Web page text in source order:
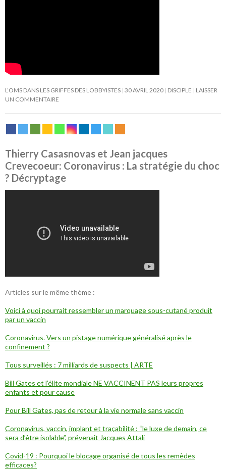
L’OMS DANS LES GRIFFES DES LOBBYISTES 30 AVRIL 2020 DISCIPLE
LAISSER
UN COMMENTAIRE
Thierry Casasnovas et Jean jacques
Crevecoeur: Coronavirus : La stratégie du choc
? Décryptage
Articles sur le même thème :
Voici à quoi pourrait ressembler un marquage sous-cutané produit
par un vaccin
Coronavirus. Vers un pistage numérique généralisé après le
confinement ?
Tous surveillés : 7 milliards de suspects | ARTE
Bill Gates et l’élite mondiale NE VACCINENT PAS leurs propres
enfants et pour cause
Pour Bill Gates, pas de retour à la vie normale sans vaccin
Coronavirus, vaccin, implant et traçabilité : “le luxe de demain, ce
sera d’être isolable”, prévenait Jacques Attali
Covid-19 : Pourquoi le blocage organisé de tous les remèdes
efficaces?